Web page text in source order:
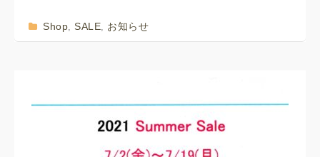
Shop, SALE, お知らせ